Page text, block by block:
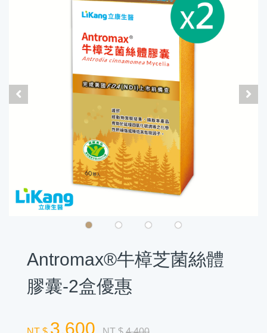
Antromax®牛樟芝菌絲體
膠囊-2盒優惠
3,600